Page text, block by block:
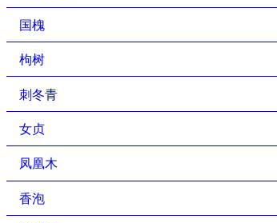
国槐
枸树
刺冬青
女贞
凤凰木
香泡